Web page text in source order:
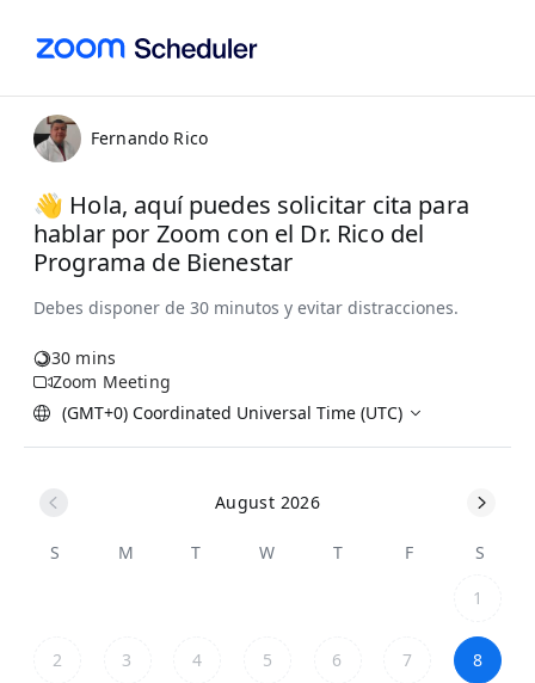
Fernando Rico
👋 Hola, aquí puedes solicitar cita para
hablar por Zoom con el Dr. Rico del
Programa de Bienestar
30 mins
Zoom Meeting
(GMT+0) Coordinated Universal Time (UTC)
August 2026
S M T W T F
S
1
2 3 4 5 6 7 8